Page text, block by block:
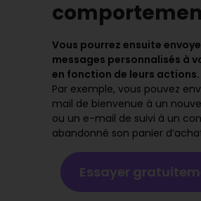
Vous pourrez ensuite
messages personnalisés à
en fonction de leurs actions.
Par exemple, vous pouvez
mail de bienvenue à un
ou un e-mail de suivi à un
abandonné son panier
Essayer